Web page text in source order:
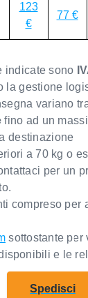
123
€
77 €
indicate sono
la gestione
variano
fino ad un
destinazione
a 70 kg o
per un
compreso per
sottostante per
e le
Spedisci